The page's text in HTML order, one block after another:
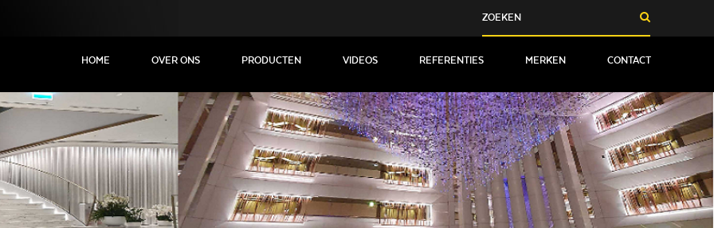
HOME OVER ONS PRODUCTEN VIDEOS REFERENTIES MERKEN CONTACT